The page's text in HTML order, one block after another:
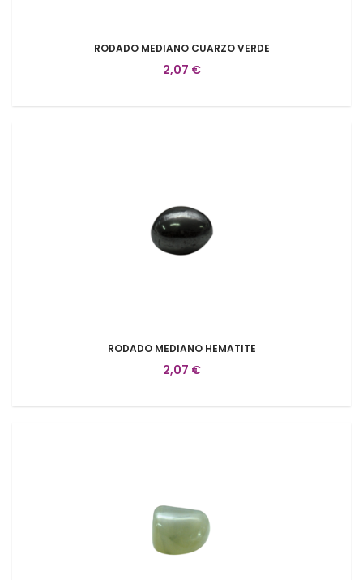
RODADO MEDIANO CUARZO VERDE
2,07 €
RODADO MEDIANO HEMATITE
2,07 €